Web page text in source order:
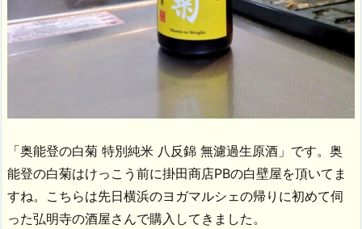
「奥能登の白菊 特別純米 八反錦 無濾過生原酒」です。奥
能登の白菊はけっこう前に掛田商店PBの白壁屋を頂いてま
すね。こちらは先日横浜のヨガマルシェの帰りに初めて伺
った弘明寺の酒屋さんで購入してきました。